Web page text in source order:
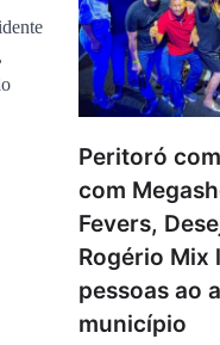
Peritoró
com
Fevers,
Rogério Mix
pessoas ao
município